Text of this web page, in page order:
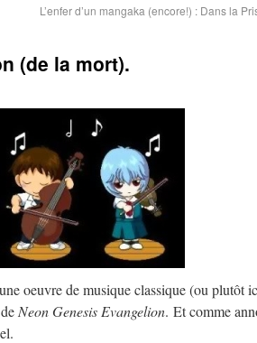
L’enfer d’un mangaka (encore!) : Dans la
(de la mort).
oeuvre de musique classique (ou plutôt
Neon Genesis Evangelion. Et comme